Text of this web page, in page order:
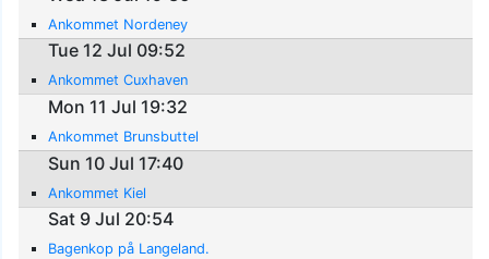
Ankommet Nordeney
Tue 12 Jul 09:52
Ankommet Cuxhaven
Mon 11 Jul 19:32
Ankommet Brunsbuttel
Sun 10 Jul 17:40
Ankommet Kiel
Sat 9 Jul 20:54
Bagenkop på Langeland.